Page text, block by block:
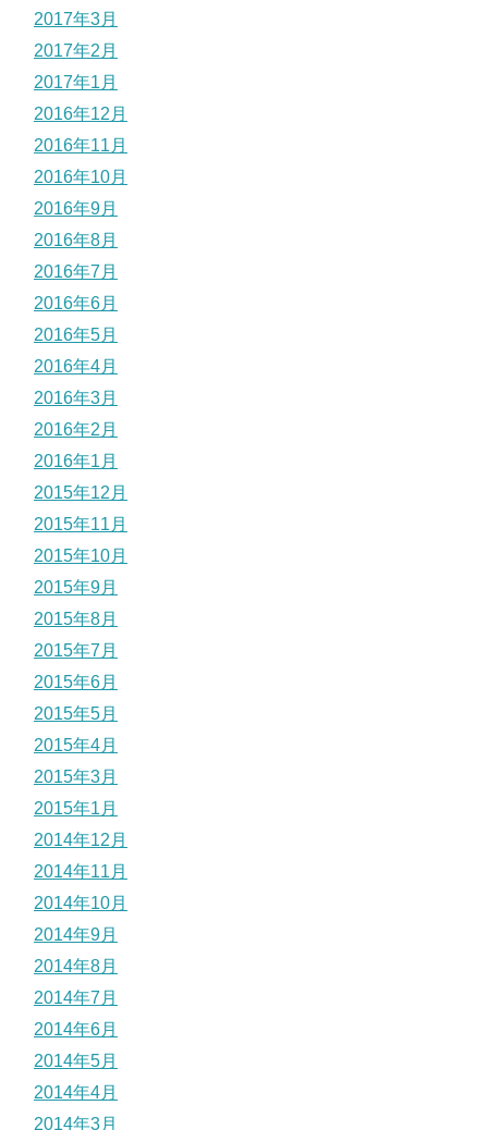
2017年3月
2017年2月
2017年1月
2016年12月
2016年11月
2016年10月
2016年9月
2016年8月
2016年7月
2016年6月
2016年5月
2016年4月
2016年3月
2016年2月
2016年1月
2015年12月
2015年11月
2015年10月
2015年9月
2015年8月
2015年7月
2015年6月
2015年5月
2015年4月
2015年3月
2015年1月
2014年12月
2014年11月
2014年10月
2014年9月
2014年8月
2014年7月
2014年6月
2014年5月
2014年4月
2014年3月